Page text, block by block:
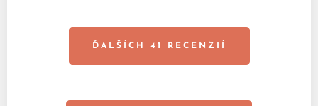
ĎALŠÍCH 41 RECENZIÍ